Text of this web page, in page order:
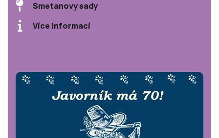
Smetanovy sady
Více informací